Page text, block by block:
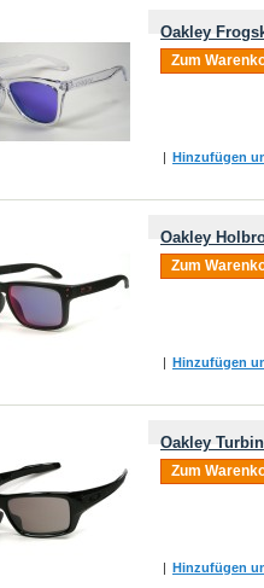
Oakley
Zum
| Hinzufügen
Oakley
Zum
| Hinzufügen
Oakley
Zum
| Hinzufügen